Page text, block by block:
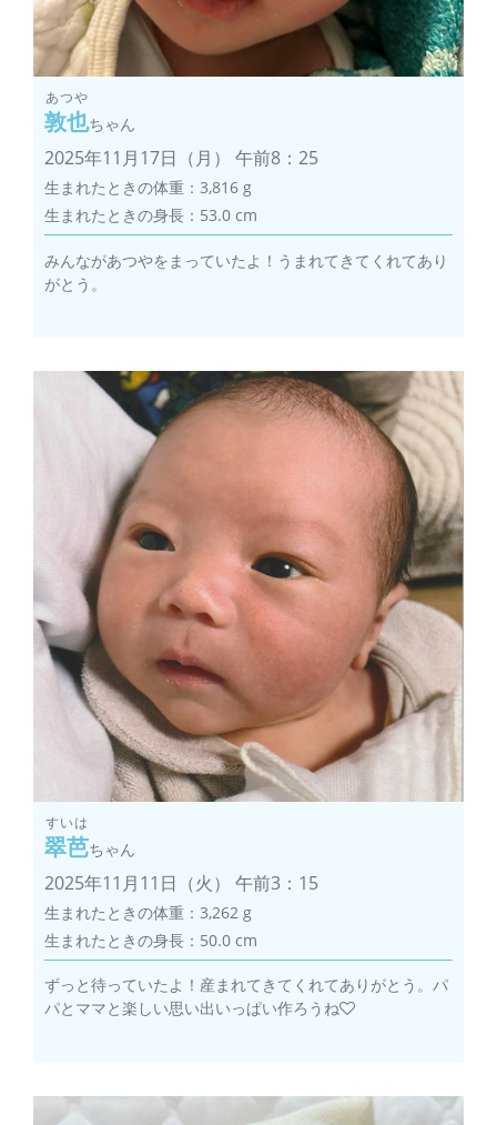
敦也
あつや
ちゃん
2025年11月17日（月） 午前8：25
生まれたときの体重：3,816 g
生まれたときの身長：53.0 cm
みんながあつやをまっていたよ！うまれてきてくれてあり
がとう。
翠芭
すいは
ちゃん
2025年11月11日（火） 午前3：15
生まれたときの体重：3,262 g
生まれたときの身長：50.0 cm
ずっと待っていたよ！産まれてきてくれてありがとう。パ
パとママと楽しい思い出いっぱい作ろうね